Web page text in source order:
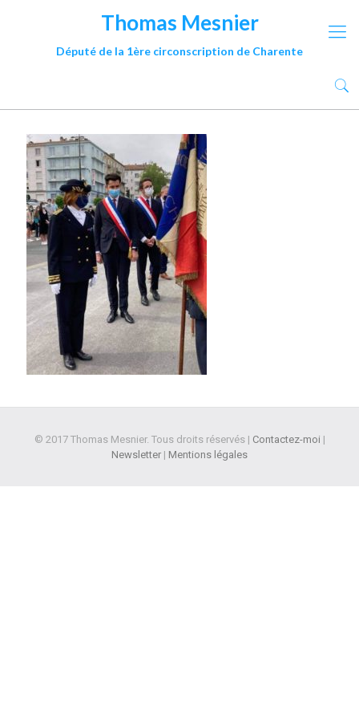
Thomas Mesnier
Député de la 1ère circonscription de Charente
© 2017 Thomas Mesnier. Tous droits réservés | Contactez-moi |
Newsletter | Mentions légales